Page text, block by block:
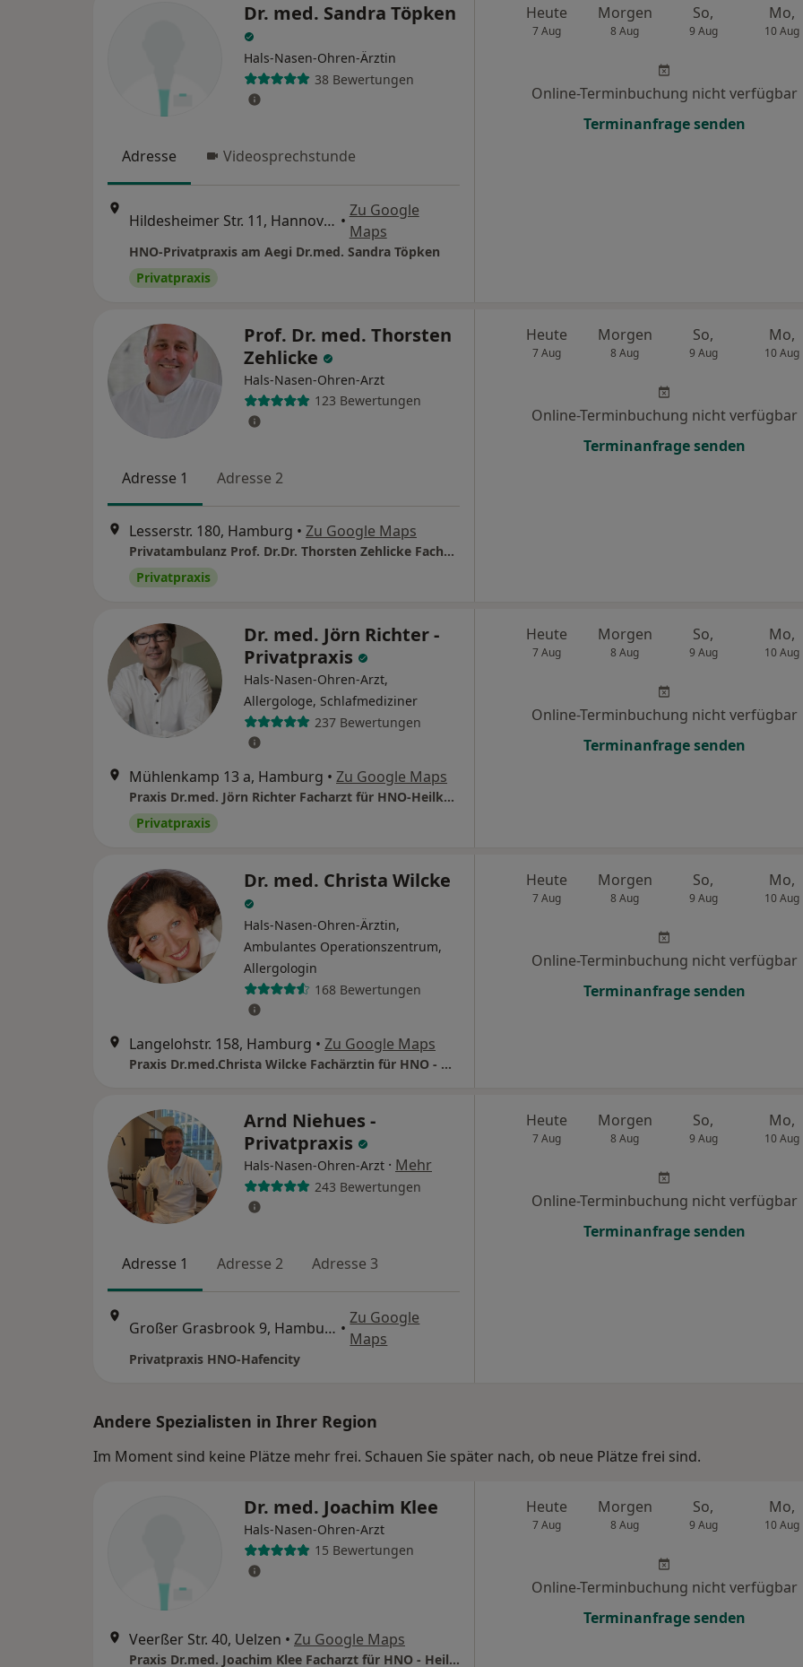
Dr. med. Sandra Töpken
Hals-Nasen-Ohren-Ärztin
38 Bewertungen
Adresse Videosprechstunde
Hildesheimer Str. 11, Hannover •
Zu Google
Maps
HNO-Privatpraxis am Aegi Dr.med. Sandra Töpken
Privatpraxis
Heute
7 Aug
Morgen
8 Aug
So,
9 Aug
Mo,
10 Aug
Online-Terminbuchung nicht verfügbar
Terminanfrage senden
Prof. Dr. med. Thorsten
Zehlicke
Hals-Nasen-Ohren-Arzt
123 Bewertungen
Adresse 1 Adresse 2
Lesserstr. 180, Hamburg • Zu Google Maps
Privatambulanz Prof. Dr.Dr. Thorsten Zehlicke Facharzt für HNO-Heilkunde
Privatpraxis
Heute
7 Aug
Morgen
8 Aug
So,
9 Aug
Mo,
10 Aug
Online-Terminbuchung nicht verfügbar
Terminanfrage senden
Dr. med. Jörn Richter -
Privatpraxis
Hals-Nasen-Ohren-Arzt,
Allergologe, Schlafmediziner
237 Bewertungen
Mühlenkamp 13 a, Hamburg • Zu Google Maps
Praxis Dr.med. Jörn Richter Facharzt für HNO-Heilkunde
Privatpraxis
Heute
7 Aug
Morgen
8 Aug
So,
9 Aug
Mo,
10 Aug
Online-Terminbuchung nicht verfügbar
Terminanfrage senden
Dr. med. Christa Wilcke
Hals-Nasen-Ohren-Ärztin,
Ambulantes Operationszentrum,
Allergologin
168 Bewertungen
Langelohstr. 158, Hamburg • Zu Google Maps
Praxis Dr.med.Christa Wilcke Fachärztin für HNO - Heilkunde
Heute
7 Aug
Morgen
8 Aug
So,
9 Aug
Mo,
10 Aug
Online-Terminbuchung nicht verfügbar
Terminanfrage senden
Arnd Niehues -
Privatpraxis
Hals-Nasen-Ohren-Arzt · Mehr
243 Bewertungen
Adresse 1 Adresse 2 Adresse 3
Großer Grasbrook 9, Hamburg •
Zu Google
Maps
Privatpraxis HNO-Hafencity
Heute
7 Aug
Morgen
8 Aug
So,
9 Aug
Mo,
10 Aug
Online-Terminbuchung nicht verfügbar
Terminanfrage senden
Andere Spezialisten in Ihrer Region
Im Moment sind keine Plätze mehr frei. Schauen Sie später nach, ob neue Plätze frei sind.
Dr. med. Joachim Klee
Hals-Nasen-Ohren-Arzt
15 Bewertungen
Veerßer Str. 40, Uelzen • Zu Google Maps
Praxis Dr.med. Joachim Klee Facharzt für HNO - Heilkunde
Heute
7 Aug
Morgen
8 Aug
So,
9 Aug
Mo,
10 Aug
Online-Terminbuchung nicht verfügbar
Terminanfrage senden